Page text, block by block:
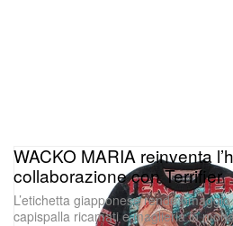
WACKO MARIA reinventa
collaborazione con Terrifier
L’etichetta giapponese rende
capispalla ricamati e maglieria in